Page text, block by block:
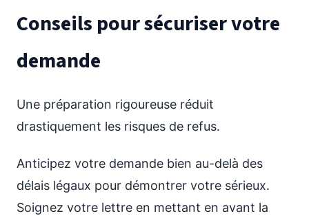
Conseils pour sécuriser votre
demande
Une préparation rigoureuse réduit
drastiquement les risques de refus.
Anticipez votre demande bien au-delà des
délais légaux pour démontrer votre sérieux.
Soignez votre lettre en mettant en avant la